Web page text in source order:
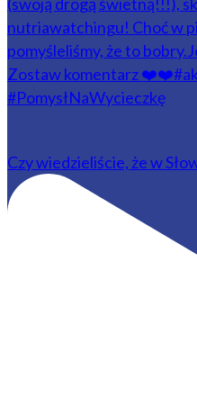
Czy wiedzieliście, że w